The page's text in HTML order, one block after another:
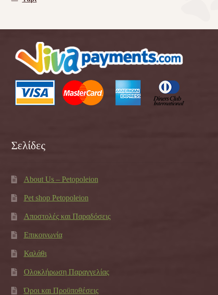
Σελίδες
About Us – Petopoleion
Pet shop Petopoleion
Αποστολές και Παραδόσεις
Επικοινωνία
Καλάθι
Ολοκλήρωση Παραγγελίας
Όροι και Προϋποθέσεις